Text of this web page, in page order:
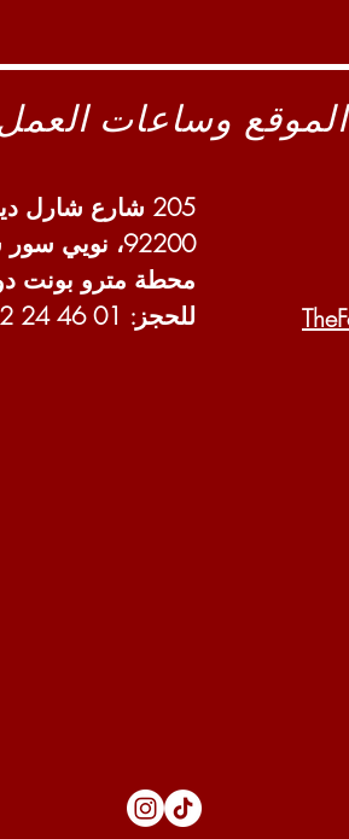
الموقع وساعات
205 شارع شارل ديغول،
92200، نويي سور سين
محطة مترو بونت
للحجز: 01 46 24 52 43